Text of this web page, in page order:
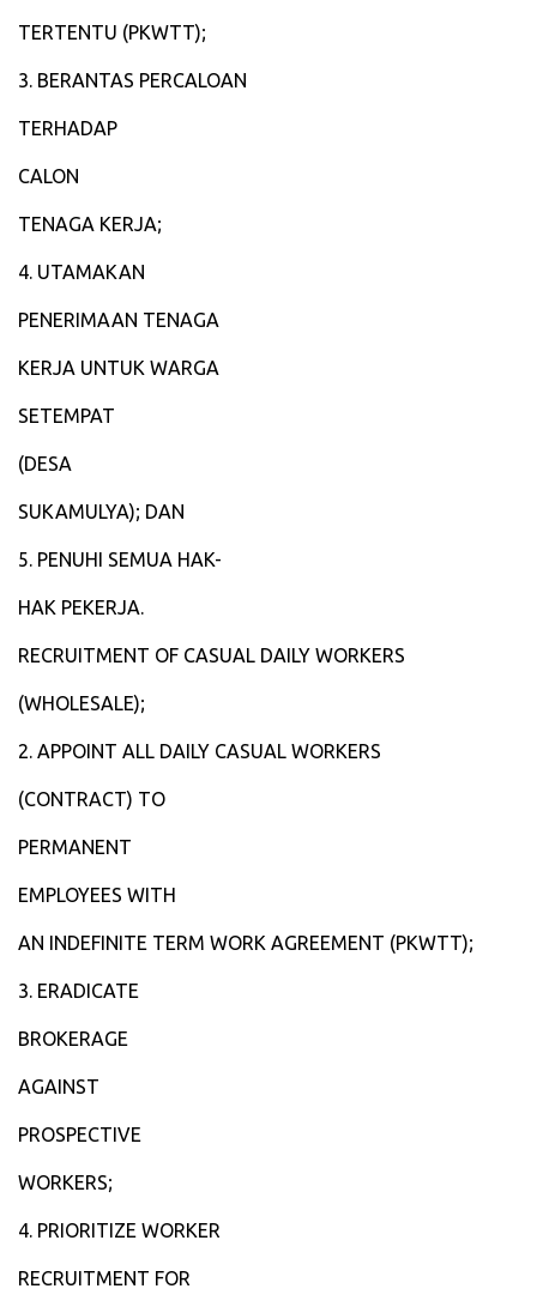
‎TERTENTU (PKWTT);
‎3. BERANTAS PERCALOAN
‎TERHADAP
‎CALON
‎TENAGA KERJA;
‎4. UTAMAKAN
‎PENERIMAAN TENAGA
‎KERJA UNTUK WARGA
‎SETEMPAT
‎(DESA
‎SUKAMULYA); DAN
‎5. PENUHI SEMUA HAK-
‎HAK PEKERJA.
‎RECRUITMENT OF CASUAL DAILY WORKERS
‎(WHOLESALE);
‎2. APPOINT ALL DAILY CASUAL WORKERS
‎(CONTRACT) TO
‎PERMANENT
‎EMPLOYEES WITH
‎AN INDEFINITE TERM WORK AGREEMENT (PKWTT);
‎3. ERADICATE
‎BROKERAGE
‎AGAINST
‎PROSPECTIVE
‎WORKERS;
‎4. PRIORITIZE WORKER
‎RECRUITMENT FOR